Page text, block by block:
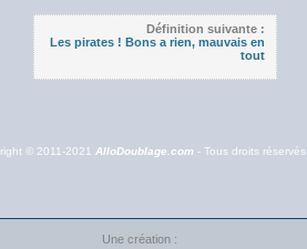
Définition suivante :
Les pirates ! Bons a rien, mauvais en
tout
© 2011-2021 AlloDoublage.com - Tous droits réservés
Une création :